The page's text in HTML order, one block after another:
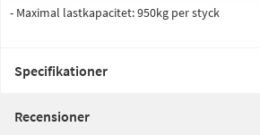
- Maximal lastkapacitet: 950kg per styck
Specifikationer
Recensioner